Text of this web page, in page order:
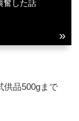
奮した話
供品500gまで